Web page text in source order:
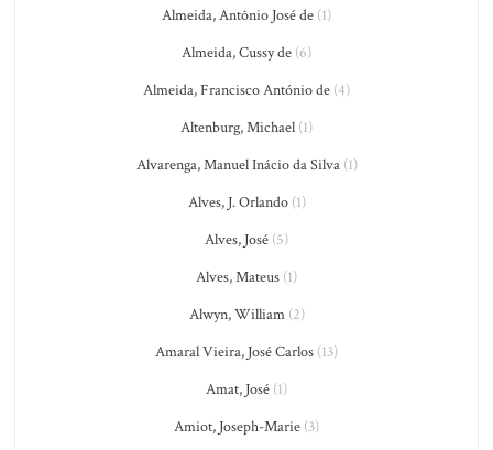
Almeida, Antônio José de (1)
Almeida, Cussy de (6)
Almeida, Francisco António de (4)
Altenburg, Michael (1)
Alvarenga, Manuel Inácio da Silva(1)
Alves, J. Orlando(1)
Alves, José (5)
Alves, Mateus (1)
Alwyn, William(2)
Amaral Vieira, José Carlos (13)
Amat, José (1)
Amiot, Joseph-Marie (3)